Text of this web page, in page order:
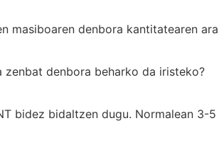
masiboaren denbora kantitatearen
denbora beharko da iristeko?
bidez bidaltzen dugu. Normalean